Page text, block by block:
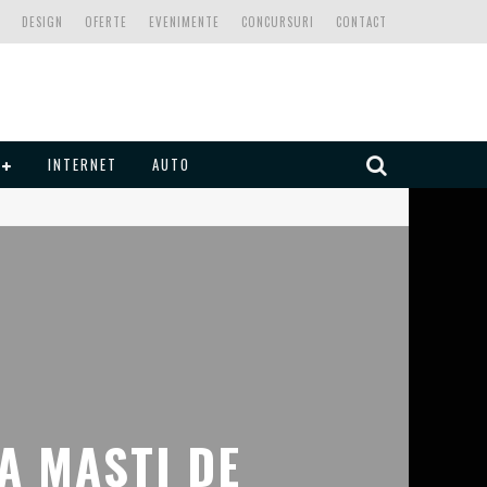
CONTACT
CONCURSURI
EVENIMENTE
OFERTE
DESIGN
INTERNET AUTO
MASTI DE